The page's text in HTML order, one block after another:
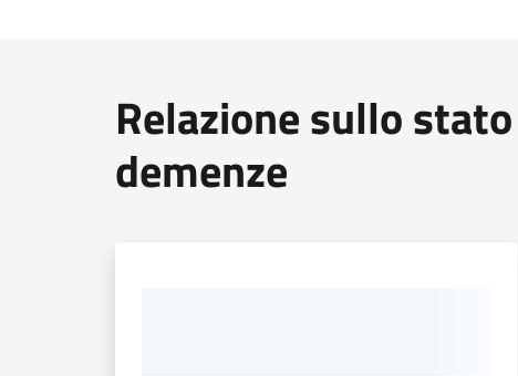
Relazione sullo
demenze